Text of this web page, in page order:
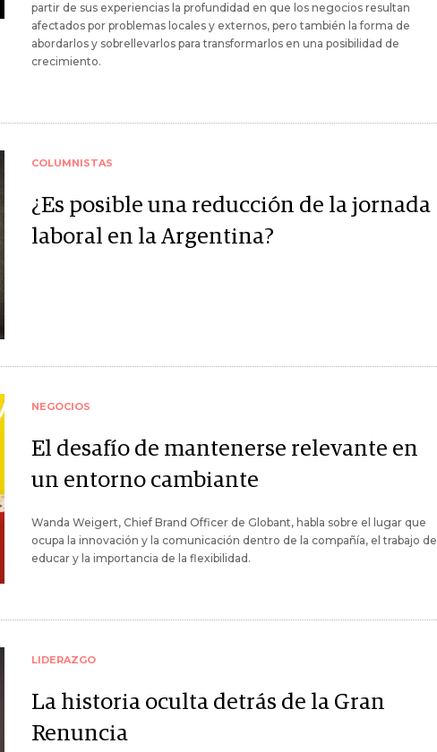
partir de sus experiencias la profundidad en que los negocios resultan
afectados por problemas locales y externos, pero también la forma de
abordarlos y sobrellevarlos para transformarlos en una posibilidad de
crecimiento.
COLUMNISTAS
¿Es posible una reducción de la jornada
laboral en la Argentina?
NEGOCIOS
El desafío de mantenerse relevante en
un entorno cambiante
Wanda Weigert, Chief Brand Officer de Globant, habla sobre el lugar que
ocupa la innovación y la comunicación dentro de la compañía, el trabajo de
educar y la importancia de la flexibilidad.
LIDERAZGO
La historia oculta detrás de la Gran
Renuncia